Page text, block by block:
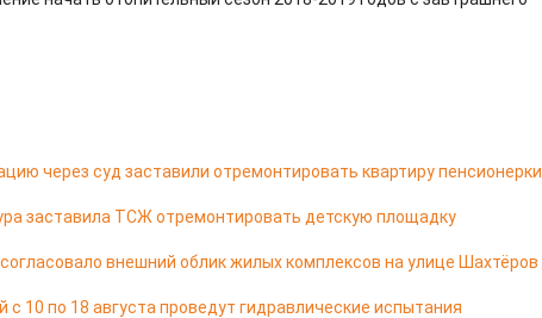
через суд заставили отремонтировать квартиру пенсионерки
заставила ТСЖ отремонтировать детскую площадку
внешний облик жилых комплексов на улице Шахтёров
10 по 18 августа проведут гидравлические испытания